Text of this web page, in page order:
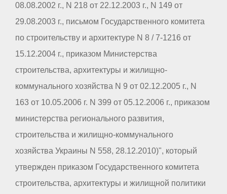
08.08.2002 г., N 218 от 22.12.2003 г., N 149 от
29.08.2003 г., письмом Государственного комитета
по строительству и архитектуре N 8 / 7-1216 от
15.12.2004 г., приказом Министерства
строительства, архитектуры и жилищно-
коммунального хозяйства N 9 от 02.12.2005 г., N
163 от 10.05.2006 г. N 399 от 05.12.2006 г., приказом
министерства регионального развития,
строительства и жилищно-коммунального
хозяйства Украины N 558, 28.12.2010)", который
утвержден приказом Государственного комитета
строительства, архитектуры и жилищной политики